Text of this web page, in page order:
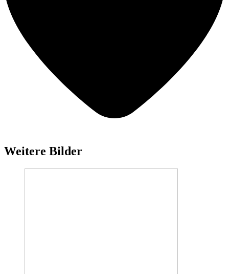
Weitere Bilder